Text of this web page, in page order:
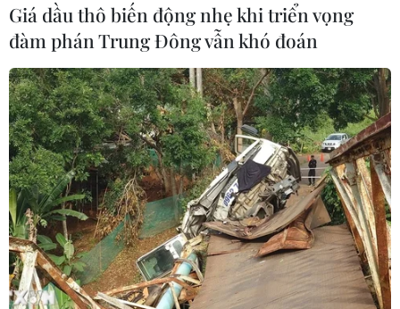
Kỷ luật Phó Chủ tịch tỉnh, nguyên giám
đốc sở giáo dục Hà Giang
Giá dầu thô biến động nhẹ khi triển vọng
đàm phán Trung Đông vẫn khó đoán